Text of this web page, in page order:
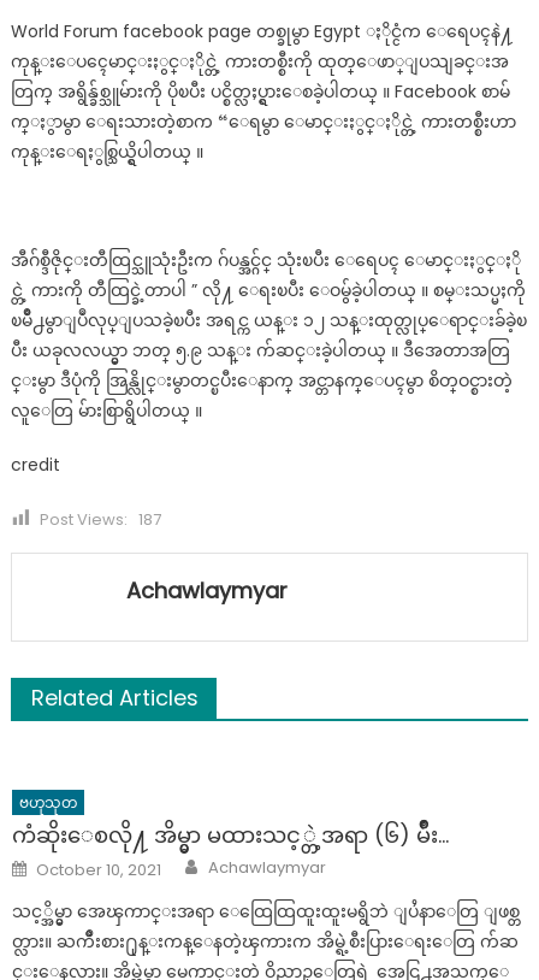
World Forum facebook page တစ္ခုမွာ Egypt ႏိုင္ငံက ေရေပၚနဲ႔
ကုန္းေပၚေမာင္းႏွင္ႏိုင္တဲ့ ကားတစ္စီးကို ထုတ္ေဖာ္ျပသျခင္းအ
တြက္ အရွိန္ခ်စ္သူမ်ားကို ပိုၿပီး ပင္စိတ္လႈပ္ရွားေစခဲ့ပါတယ္ ။ Facebook စာမ်
က္ႏွာမွာ ေရးသားတဲ့စာက “ေရမွာ ေမာင္းႏွင္ႏိုင္တဲ့ ကားတစ္စီးဟာ
ကုန္းေရႏွစ္သြယ္ရွိပါတယ္ ။
အီဂ်စ္ဒီဇိုင္းတီထြင္သူသုံးဦးက ဂ်ပန္အင္ဂ်င္ သုံးၿပီး ေရေပၚ ေမာင္းႏွင္ႏို
င္တဲ့ ကားကို တီထြင္ခဲ့တာပါ ” လို႔ ေရးၿပီး ေဝမွ်ခဲ့ပါတယ္ ။ စမ္းသပ္မႈကို
ၿမိဳ႕မွာျပဳလုပ္ျပသခဲ့ၿပီး အရင္က ယန္း ၁၂ သန္းထုတ္လုပ္ေရာင္းခ်ခဲ့ၿ
ပီး ယခုလလယ္မွာ ဘတ္ ၅.၉ သန္း က်ဆင္းခဲ့ပါတယ္ ။ ဒီအေတာအတြ
င္းမွာ ဒီပုံကို အြန္လိုင္းမွာတင္ၿပီးေနာက္ အင္တာနက္ေပၚမွာ စိတ္ဝင္စားတဲ့
လူေတြ မ်ားစြာရွိပါတယ္ ။
credit
Post Views: 187
Achawlaymyar
Related Articles
ဗဟုသုတ
ကံဆိုးေစလို႔ အိမ္မွာ မထားသင့္တဲ့အရာ (၆) မ်ိဳး…
Posted
on
October 10, 2021 Author
Achawlaymyar
သင့္အိမ္မွာ အေၾကာင္းအရာ ေထြေထြထူးထူးမရွိဘဲ ျပႆနာေတြ ျဖစ္တ
တ္လား။ ႀကိဳးစား႐ုန္းကန္ေနတဲ့ၾကားက အိမ္ရဲ့စီးပြားေရးေတြ က်ဆ
င္းေနလား။ အိမ္ထဲမွာ မေကာင္းတဲ့ ဝိညာဥ္ေတြရဲ့ အေငြ႕အသက္ေ